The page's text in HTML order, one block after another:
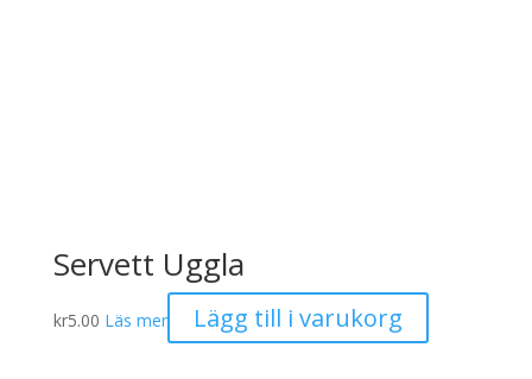
Servett Uggla
kr5.00 Läs mer Lägg till i varukorg